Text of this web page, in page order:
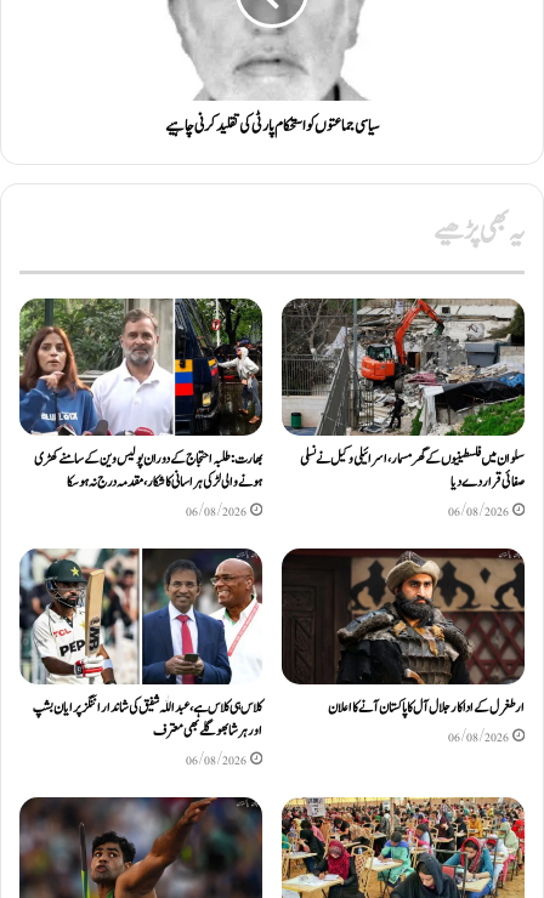
سیاسی جماعتوں کو استحکام پارٹی کی تقلید کرنی چاہیے
یہ بھی پڑھیے
سلوان میں فلسطینیوں کے گھر مسمار، اسرائیلی وکیل نے نسلی
صفائی قرار دے دیا
06/08/2026
بھارت: طلبہ احتجاج کے دوران پولیس وین کے سامنے کھڑی
ہونے والی لڑکی ہراسانی کا شکار، مقدمہ درج نہ ہوسکا
06/08/2026
ارطغرل کے اداکار جلال آل کا پاکستان آنے کا اعلان
06/08/2026
کلاس ہی کلاس ہے، عبد اللّٰہ شفیق کی شاندار اننگز پر ایان بشپ
اور ہرشا بھوگلے بھی معترف
06/08/2026